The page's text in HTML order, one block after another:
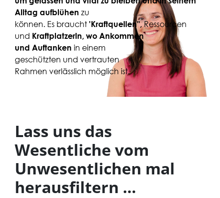
Alltag aufblühen zu
können. Es braucht 'Kraftquellen",Ressourcen
und Kraftplatzerln, wo Ankommen
und Auftanken in einem
geschützten und vertrauten
Rahmen verlässlich möglich ist.
Lass uns das
Wesentliche vom
Unwesentlichen mal
herausfiltern ...